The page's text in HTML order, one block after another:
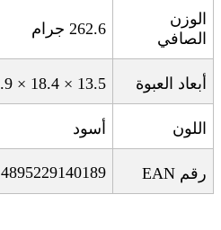
الوزن
الصافي
262.6 جرام
أبعاد العبوة 13.5 × 18.4 × 5.9
اللون أسود
رقم EAN
4895229140189